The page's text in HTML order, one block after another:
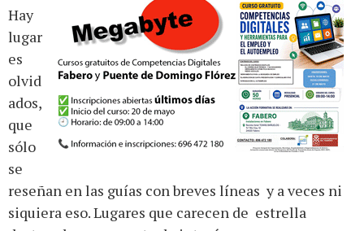
Hay
lugar
es
olvid
ados,
que
sólo
se
reseñan en las guías con breves líneas y a veces ni
siquiera eso. Lugares que carecen de estrella